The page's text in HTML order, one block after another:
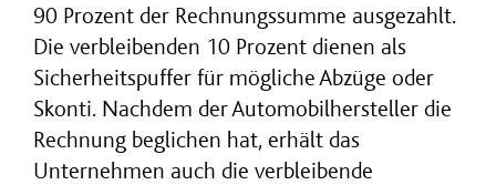
90 Prozent der Rechnungssumme ausgezahlt.
Die verbleibenden 10 Prozent dienen als
Sicherheitspuffer für mögliche Abzüge oder
Skonti. Nachdem der Automobilhersteller die
Rechnung beglichen hat, erhält das
Unternehmen auch die verbleibende